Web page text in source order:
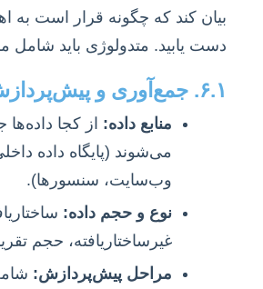
بیان کند که چگونه قرار است به
دست یابید. متدولوژی باید شامل
۶.۱. جمع‌آوری و پیش‌پردازش داده‌ها
منابع داده: از کجا
وب‌سایت، سنسورها).
نوع و حجم داده:
غیرساختاریافته، حجم
مراحل پیش‌پردازش: